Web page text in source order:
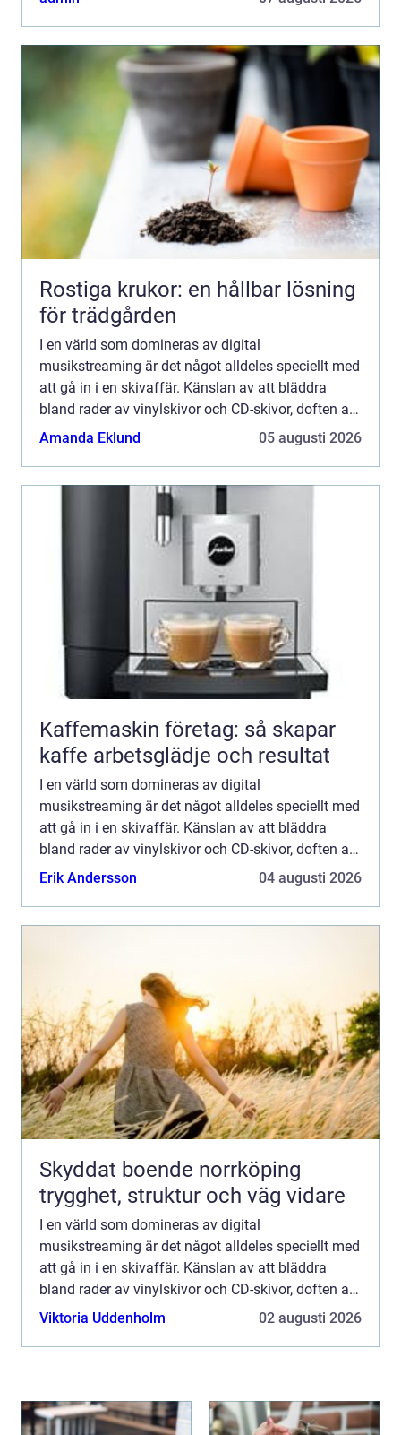
Rostiga krukor: en hållbar lösning
för trädgården
I en värld som domineras av digital
musikstreaming är det något alldeles speciellt med
att gå in i en skivaffär. Känslan av att bläddra
bland rader av vinylskivor och CD-skivor, doften av
tryckta konvolut och ljud...
Amanda Eklund 05 augusti 2026
Kaffemaskin företag: så skapar
kaffe arbetsglädje och resultat
I en värld som domineras av digital
musikstreaming är det något alldeles speciellt med
att gå in i en skivaffär. Känslan av att bläddra
bland rader av vinylskivor och CD-skivor, doften av
tryckta konvolut och ljud...
Erik Andersson 04 augusti 2026
Skyddat boende norrköping
trygghet, struktur och väg vidare
I en värld som domineras av digital
musikstreaming är det något alldeles speciellt med
att gå in i en skivaffär. Känslan av att bläddra
bland rader av vinylskivor och CD-skivor, doften av
tryckta konvolut och ljud...
Viktoria Uddenholm 02 augusti 2026